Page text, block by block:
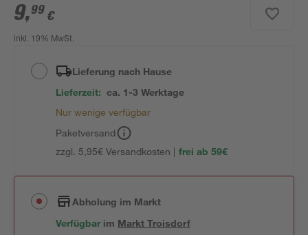
9,99 €
inkl. 19% MwSt.
Lieferung nach Hause
Lieferzeit: ca. 1-3 Werktage
Nur wenige verfügbar
Paketversand
zzgl. 5,95€ Versandkosten | frei ab 59€
Abholung im Markt
Verfügbar im MarktTroisdorf